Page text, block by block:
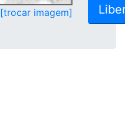
[trocar imagem]